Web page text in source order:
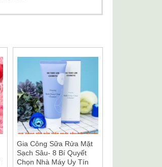
Gia Công Sữa Rửa Mặt
Sạch Sâu- 8 Bí Quyết
Chọn Nhà Máy Uy Tín